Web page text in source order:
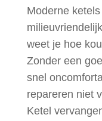
Moderne
weet je hoe
Zonder een
snel
repareren niet
Ketel